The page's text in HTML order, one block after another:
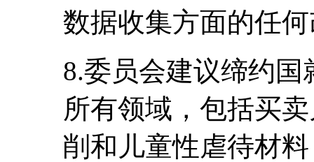
数据收集方面的任
8.委员会建议缔约
所有领域，包括买
削和儿童性虐待材